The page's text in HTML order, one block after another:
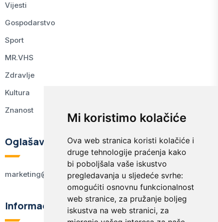
Mi koristimo kolačiće
Ova web stranica koristi kolačiće i
druge tehnologije praćenja kako
bi poboljšala vaše iskustvo
pregledavanja u sljedeće svrhe:
omogućiti osnovnu funkcionalnost
web stranice, za pružanje boljeg
iskustva na web stranici, za
Vijesti
Gospodarstvo
Sport
MR.VHS
Zdravlje
Kultura
Znanost
Oglašavanje
marketing@kodex.hr
Informacije